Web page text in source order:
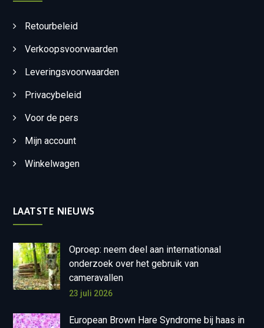
Retourbeleid
Verkoopsvoorwaarden
Leveringsvoorwaarden
Privacybeleid
Voor de pers
Mijn account
Winkelwagen
LAATSTE NIEUWS
Oproep: neem deel aan internationaal
onderzoek over het gebruik van
cameravallen
23 juli 2026
European Brown Hare Syndrome bij haas in